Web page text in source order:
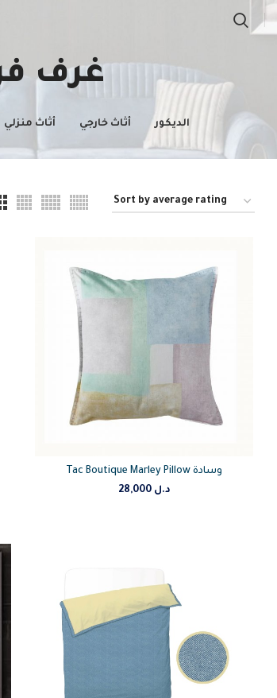
غرف
أثاث منزلي أثاث خارجي الديكور
Tac Boutique Marley Pillow وسادة
د.ل 28,000